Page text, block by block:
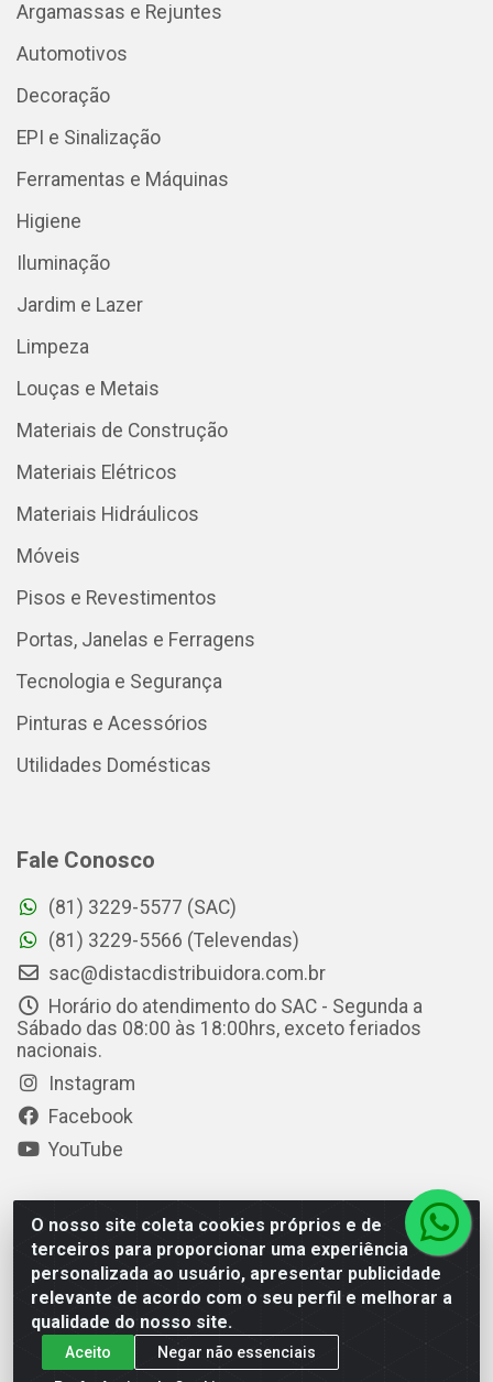
O nosso site coleta cookies próprios e de
terceiros para proporcionar uma experiência
personalizada ao usuário, apresentar publicidade
relevante de acordo com o seu perfil e melhorar a
qualidade do nosso site.
Aceito
Negar não essenciais
Argamassas e Rejuntes
Automotivos
Decoração
EPI e Sinalização
Ferramentas e Máquinas
Higiene
Iluminação
Jardim e Lazer
Limpeza
Louças e Metais
Materiais de Construção
Materiais Elétricos
Materiais Hidráulicos
Móveis
Pisos e Revestimentos
Portas, Janelas e Ferragens
Tecnologia e Segurança
Pinturas e Acessórios
Utilidades Domésticas
Fale Conosco
(81) 3229-5577 (SAC)
(81) 3229-5566 (Televendas)
sac@distacdistribuidora.com.br
Horário do atendimento do SAC - Segunda a
Sábado das 08:00 às 18:00hrs, exceto feriados
nacionais.
Instagram
Facebook
YouTube
Distac Distribuidora - Av. Durval de Góes Monteiro, 7049 -
Jardim Petrópolis - Maceió/AL - CEP 57061-000 - CNPJ
08.072.649/0001-20